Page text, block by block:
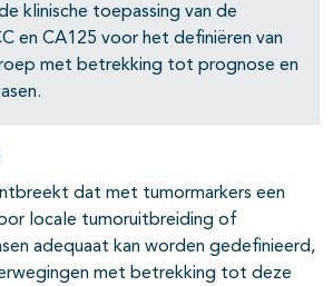
klinische toepassing van de
en CA125 voor het definiëren van
met betrekking tot prognose en
dat met tumormarkers een
locale tumoruitbreiding of
adequaat kan worden gedefinieerd,
met betrekking tot deze